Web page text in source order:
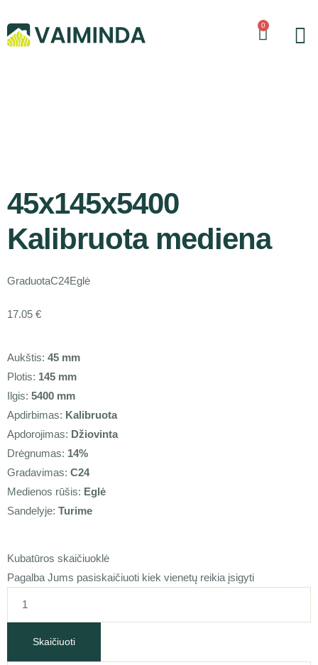
0
45x145x5400
Kalibruota mediena
GraduotaC24Eglė
17.05 €
Aukštis: 45 mm
Plotis: 145 mm
Ilgis: 5400 mm
Apdirbimas: Kalibruota
Apdorojimas: Džiovinta
Drėgnumas: 14%
Gradavimas: C24
Medienos rūšis: Eglė
Sandelyje: Turime
Kubatūros skaičiuoklė
Pagalba Jums pasiskaičiuoti kiek vienetų reikia įsigyti
Skaičiuoti